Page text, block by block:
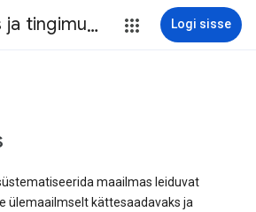
Privaatsus ja tingimused Logi sisse
maailmas leiduvat
ülemaailmselt kättesaadavaks ja